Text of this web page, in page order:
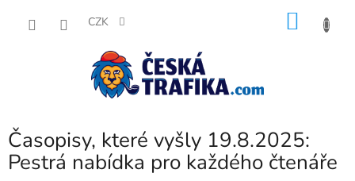
CZK
Časopisy, které vyšly 19.8.2025:
Pestrá nabídka pro každého čtenáře